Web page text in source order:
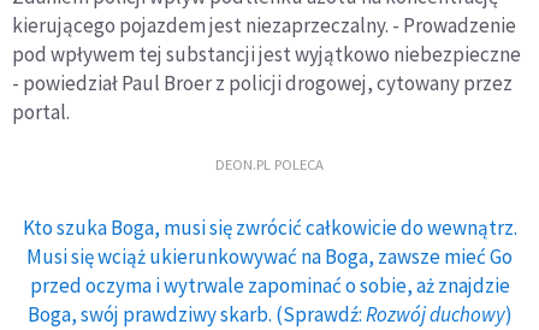
kierującego pojazdem jest niezaprzeczalny. - Prowadzenie
pod wpływem tej substancji jest wyjątkowo niebezpieczne
- powiedział Paul Broer z policji drogowej, cytowany przez
portal.
DEON.PL POLECA
Kto szuka Boga, musi się zwrócić całkowicie do wewnątrz.
Musi się wciąż ukierunkowywać na Boga, zawsze mieć Go
przed oczyma i wytrwale zapominać o sobie, aż znajdzie
Boga, swój prawdziwy skarb. (Sprawdź:Rozwój duchowy)